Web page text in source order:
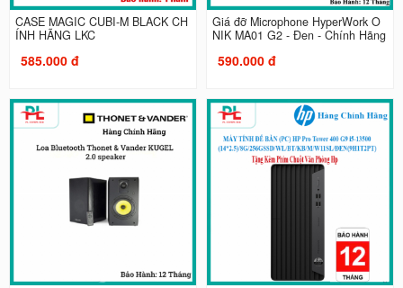
CASE MAGIC CUBI-M BLACK CH
ÍNH HÃNG LKC
585.000 đ
Giá đỡ Microphone HyperWork O
NIK MA01 G2 - Đen - Chính Hãng
590.000 đ